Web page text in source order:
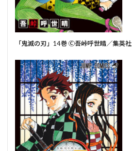
「鬼滅の刃」14巻 Ⓒ吾峠呼世晴／集英社